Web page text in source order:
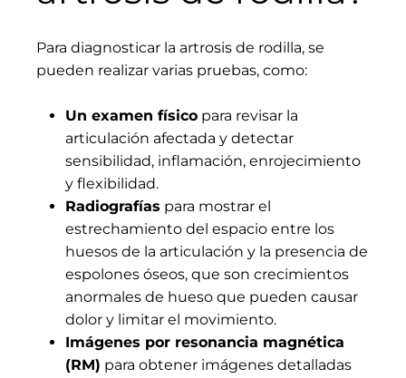
Para diagnosticar la artrosis de rodilla, se
pueden realizar varias pruebas, como:
Un examen físico para revisar la
articulación afectada y detectar
sensibilidad, inflamación, enrojecimiento
y flexibilidad.
Radiografías para mostrar el
estrechamiento del espacio entre los
huesos de la articulación y la presencia de
espolones óseos, que son crecimientos
anormales de hueso que pueden causar
dolor y limitar el movimiento.
Imágenes por resonancia magnética
(RM) para obtener imágenes detalladas